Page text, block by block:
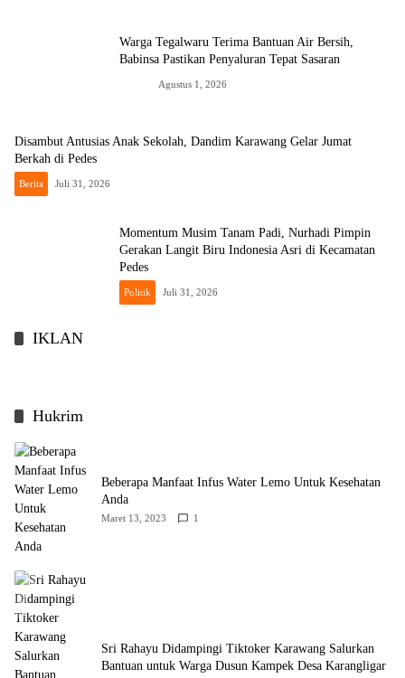
Warga Tegalwaru Terima Bantuan Air Bersih,
Babinsa Pastikan Penyaluran Tepat Sasaran
Agustus 1, 2026
Disambut Antusias Anak Sekolah, Dandim Karawang Gelar Jumat
Berkah di Pedes
Berita Juli 31, 2026
Momentum Musim Tanam Padi, Nurhadi Pimpin
Gerakan Langit Biru Indonesia Asri di Kecamatan
Pedes
Politik Juli 31, 2026
IKLAN
Hukrim
Beberapa Manfaat Infus Water Lemo Untuk Kesehatan
Anda
Maret 13, 2023 1
Sri Rahayu Didampingi Tiktoker Karawang Salurkan
Bantuan untuk Warga Dusun Kampek Desa Karangligar